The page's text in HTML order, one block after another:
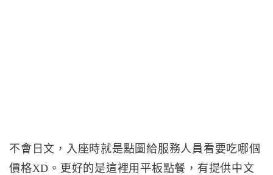
不會日文，入座時就是點圖給服務人員看要吃哪個
價格XD。更好的是這裡用平板點餐，有提供中文